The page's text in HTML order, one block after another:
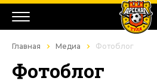
Главная Медиа Фотоблог
Фотоблог